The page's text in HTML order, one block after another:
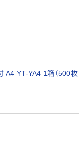
YT-YA4 1箱（500枚